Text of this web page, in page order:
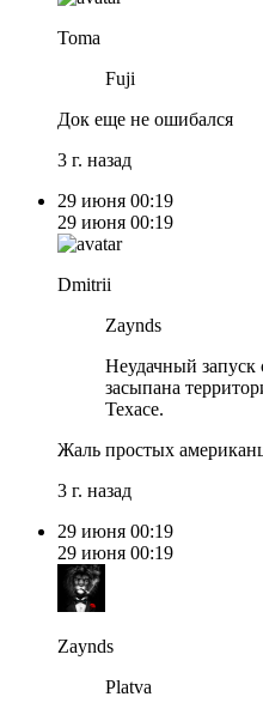
Toma
Fuji
Док еще не ошибался
3 г. назад
29 июня 00:19
29 июня 00:19
Dmitrii
Zaynds
Неудачный
засыпана
Техасе.
Жаль простых
3 г. назад
29 июня 00:19
29 июня 00:19
Zaynds
Platva